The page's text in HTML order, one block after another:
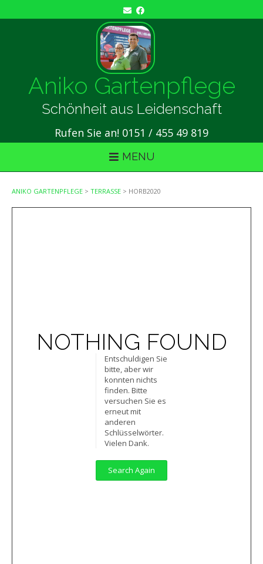
Aniko Gartenpflege
Schönheit aus Leidenschaft
Rufen Sie an! 0151 / 455 49 819
MENU
ANIKO GARTENPFLEGE > TERRASSE > HORB2020
NOTHING FOUND
Entschuldigen Sie
bitte, aber wir
konnten nichts
finden. Bitte
versuchen Sie es
erneut mit
anderen
Schlüsselwörter.
Vielen Dank.
Search Again